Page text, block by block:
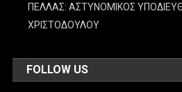
ΠΕΛΛΑΣ: ΑΣΤΥΝΟΜΙΚΟΣ
ΧΡΙΣΤΟΔΟΥΛΟΥ
FOLLOW US